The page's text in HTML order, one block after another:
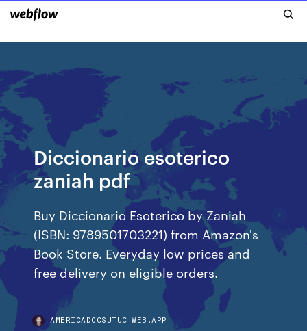
Diccionario esoterico
zaniah pdf
Buy Diccionario Esoterico by Zaniah
(ISBN: 9789501703221) from Amazon's
Book Store. Everyday low prices and
free delivery on eligible orders.
AMERICADOCSJTUC.WEB.APP